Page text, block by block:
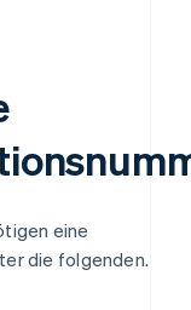
eine
die folgenden.